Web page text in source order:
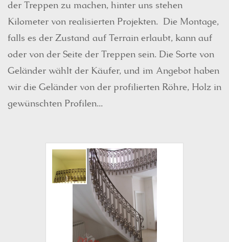
der Treppen zu machen, hinter uns stehen
Kilometer von realisierten Projekten. Die Montage,
falls es der Zustand auf Terrain erlaubt, kann auf
oder von der Seite der Treppen sein. Die Sorte von
Geländer wählt der Käufer, und im Angebot haben
wir die Geländer von der profilierten Röhre, Holz in
gewünschten Profilen...